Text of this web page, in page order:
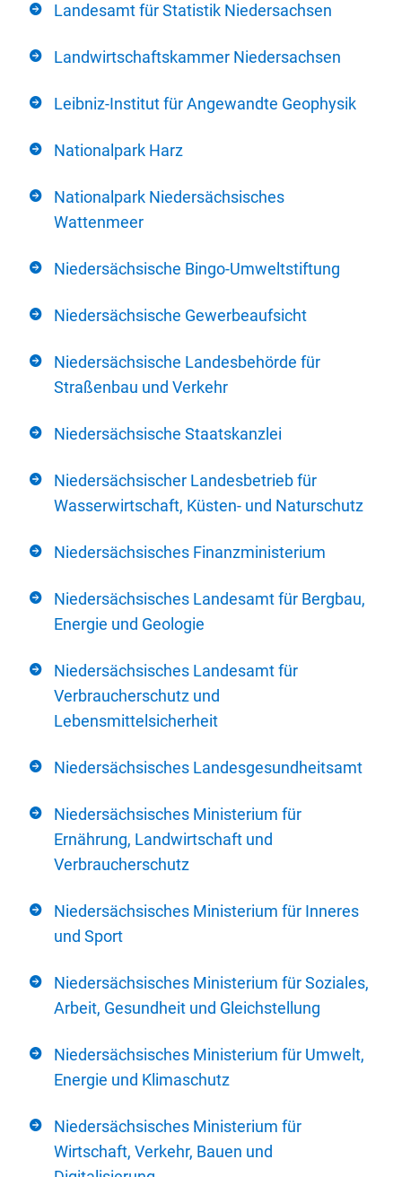
Landesamt für Statistik Niedersachsen
Landwirtschaftskammer Niedersachsen
Leibniz-Institut für Angewandte Geophysik
Nationalpark Harz
Nationalpark Niedersächsisches
Wattenmeer
Niedersächsische Bingo-Umweltstiftung
Niedersächsische Gewerbeaufsicht
Niedersächsische Landesbehörde für
Straßenbau und Verkehr
Niedersächsische Staatskanzlei
Niedersächsischer Landesbetrieb für
Wasserwirtschaft, Küsten- und Naturschutz
Niedersächsisches Finanzministerium
Niedersächsisches Landesamt für Bergbau,
Energie und Geologie
Niedersächsisches Landesamt für
Verbraucherschutz und
Lebensmittelsicherheit
Niedersächsisches Landesgesundheitsamt
Niedersächsisches Ministerium für
Ernährung, Landwirtschaft und
Verbraucherschutz
Niedersächsisches Ministerium für Inneres
und Sport
Niedersächsisches Ministerium für Soziales,
Arbeit, Gesundheit und Gleichstellung
Niedersächsisches Ministerium für Umwelt,
Energie und Klimaschutz
Niedersächsisches Ministerium für
Wirtschaft, Verkehr, Bauen und